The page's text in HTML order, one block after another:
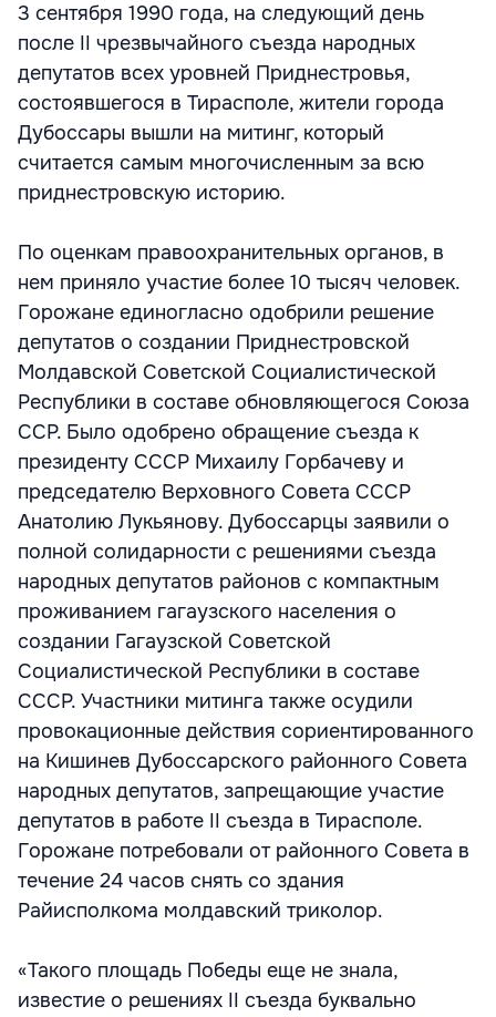
3 сентября 1990 года, на следующий день
после II чрезвычайного съезда народных
депутатов всех уровней Приднестровья,
состоявшегося в Тирасполе, жители города
Дубоссары вышли на митинг, который
считается самым многочисленным за всю
приднестровскую историю.
По оценкам правоохранительных органов, в
нем приняло участие более 10 тысяч человек.
Горожане единогласно одобрили решение
депутатов о создании Приднестровской
Молдавской Советской Социалистической
Республики в составе обновляющегося Союза
ССР. Было одобрено обращение съезда к
президенту СССР Михаилу Горбачеву и
председателю Верховного Совета СССР
Анатолию Лукьянову. Дубоссарцы заявили о
полной солидарности с решениями съезда
народных депутатов районов с компактным
проживанием гагаузского населения о
создании Гагаузской Советской
Социалистической Республики в составе
СССР. Участники митинга также осудили
провокационные действия сориентированного
на Кишинев Дубоссарского районного Совета
народных депутатов, запрещающие участие
депутатов в работе II съезда в Тирасполе.
Горожане потребовали от районного Совета в
течение 24 часов снять со здания
Райисполкома молдавский триколор.
«Такого площадь Победы еще не знала,
известие о решениях II съезда буквально